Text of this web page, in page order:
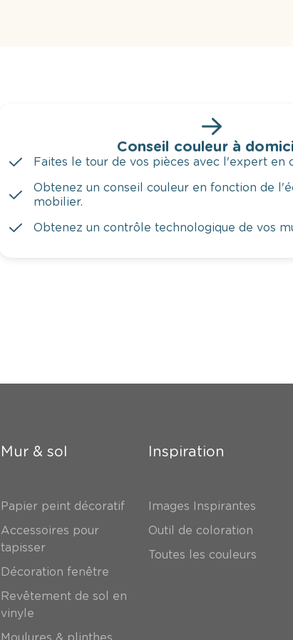
Conseil couleur à
Faites le tour de vos pièces avec l'expert en
Obtenez un conseil couleur en fonction de
mobilier.
Obtenez un contrôle technologique de vos
Mur & sol
Papier peint décoratif
Accessoires pour
tapisser
Décoration fenêtre
Revêtement de sol en
vinyle
Inspiration
Images Inspirantes
Outil de coloration
Toutes les couleurs